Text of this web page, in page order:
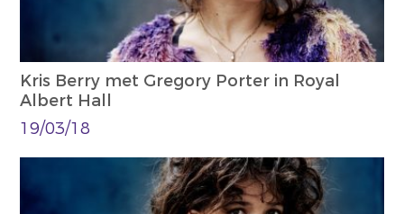
Kris Berry met Gregory Porter in Royal
Albert Hall
19/03/18